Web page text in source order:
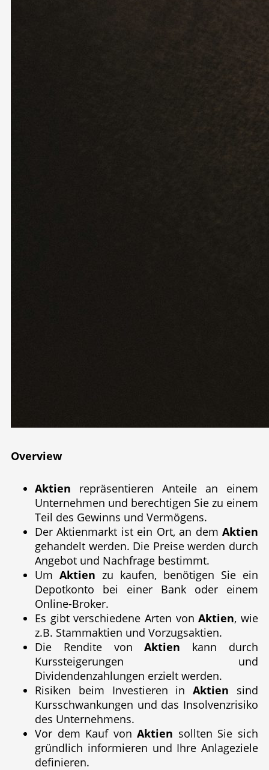
Overview
Aktien repräsentieren Anteile an einem
Unternehmen und berechtigen Sie zu einem
Teil des Gewinns und Vermögens.
Der Aktienmarkt ist ein Ort, an dem Aktien
gehandelt werden. Die Preise werden durch
Angebot und Nachfrage bestimmt.
Um Aktien zu kaufen, benötigen Sie ein
Depotkonto bei einer Bank oder einem
Online-Broker.
Es gibt verschiedene Arten vonAktien, wie
z.B. Stammaktien und Vorzugsaktien.
Die Rendite vonAktien kann durch
Kurssteigerungen und
Dividendenzahlungen erzielt werden.
Risiken beim Investieren inAktien sind
Kursschwankungen und das Insolvenzrisiko
des Unternehmens.
Vor dem Kauf vonAktien sollten Sie sich
gründlich informieren und Ihre Anlageziele
definieren.